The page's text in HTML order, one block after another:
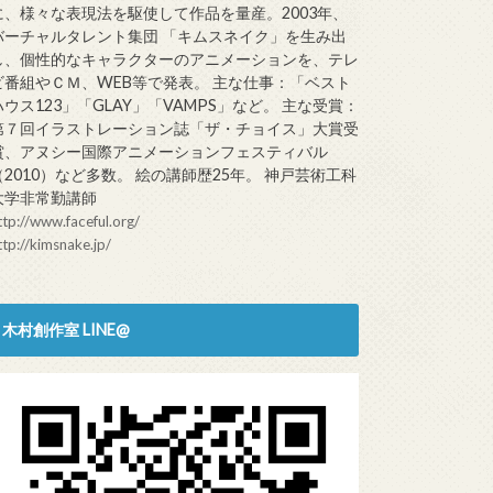
、様々な表現法を駆使して作品を量産。2003年、
ーチャルタレント集団 「キムスネイク」を生み出
、個性的なキャラクターのアニメーションを、テレ
番組やＣＭ、WEB等で発表。 主な仕事：「ベスト
ウス123」「GLAY」「VAMPS」など。 主な受賞：
７回イラストレーション誌「ザ・チョイス」大賞受
、アヌシー国際アニメーションフェスティバル
2010）など多数。 絵の講師歴25年。 神戸芸術工科
学非常勤講師
www.faceful.org/
kimsnake.jp/
木村創作室 LINE@